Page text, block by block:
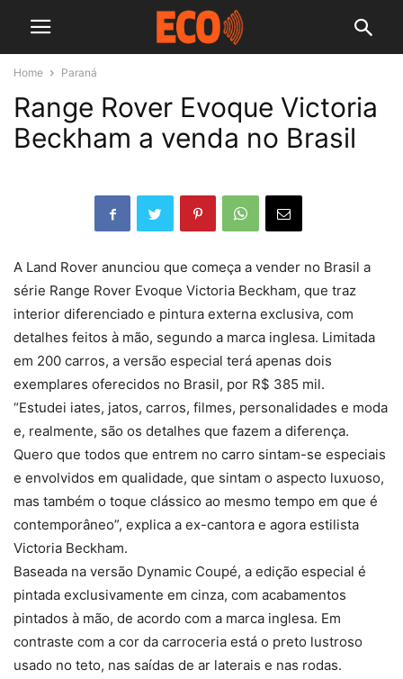
Home Paraná
Range Rover Evoque Victoria
Beckham a venda no Brasil
A Land Rover anunciou que começa a vender no Brasil a
série Range Rover Evoque Victoria Beckham, que traz
interior diferenciado e pintura externa exclusiva, com
detalhes feitos à mão, segundo a marca inglesa. Limitada
em 200 carros, a versão especial terá apenas dois
exemplares oferecidos no Brasil, por R$ 385 mil.
“Estudei iates, jatos, carros, filmes, personalidades e moda
e, realmente, são os detalhes que fazem a diferença.
Quero que todos que entrem no carro sintam-se especiais
e envolvidos em qualidade, que sintam o aspecto luxuoso,
mas também o toque clássico ao mesmo tempo em que é
contemporâneo”, explica a ex-cantora e agora estilista
Victoria Beckham.
Baseada na versão Dynamic Coupé, a edição especial é
pintada exclusivamente em cinza, com acabamentos
pintados à mão, de acordo com a marca inglesa. Em
contraste com a cor da carroceria está o preto lustroso
usado no teto, nas saídas de ar laterais e nas rodas.